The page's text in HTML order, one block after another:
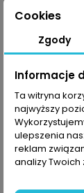
-15%
Cookies
Zgody
Informacje
Ta witryna
najwyższy
ulepszenia
reklam
analizy